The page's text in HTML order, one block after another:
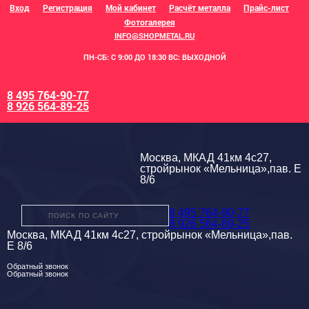
Вход Регистрация Мой кабинет Расчёт металла
Прайс-лист
Фотогалерея
INFO@SHOPMETAL.RU
ПН-СБ: С 9:00 ДО 18:30 ВС: ВЫХОДНОЙ
8 495 764-90-77
8 926 564-89-25
Москва, МКАД 41км 4с27,
стройрынок «Мельница»,пав. Е
8/6
8 495 764-90-77
8 926 564-89-25
Москва, МКАД 41км 4с27, стройрынок «Мельница»,пав.
Е 8/6
Обратный звонок
Обратный звонок